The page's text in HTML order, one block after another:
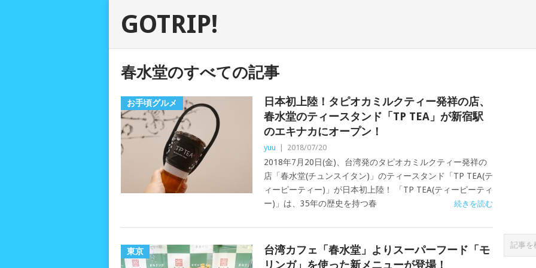
GOTRIP!
春水堂のすべての記事
お手頃グルメ
日本初上陸！タピオカミルクティー発祥の店、
春水堂のティースタンド「TP TEA」が新宿駅
のエキナカにオープン！
yuu 2018/07/20
2018年7月20日(金)、台湾発のタピオカミルクティー発祥の
店「春水堂(チュンスイタン)」のティースタンド「TP TEA(テ
ィーピーティー)」が日本初上陸！ 「TP TEA(ティーピーティ
ー)」は、35年の歴史を持つ春
続きを読む
東京
台湾カフェ「春水堂」よりスーパーフード「モ
リンガ」を使った新メニューが登場！